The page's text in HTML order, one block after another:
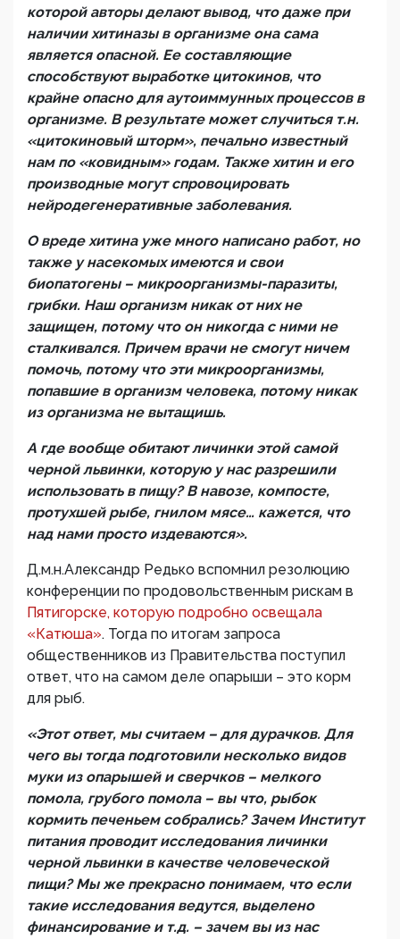
которой авторы делают вывод, что даже при
наличии хитиназы в организме она сама
является опасной. Ее составляющие
способствуют выработке цитокинов, что
крайне опасно для аутоиммунных процессов в
организме. В результате может случиться т.н.
«цитокиновый шторм», печально известный
нам по «ковидным» годам. Также хитин и его
производные могут спровоцировать
нейродегенеративные заболевания.
О вреде хитина уже много написано работ, но
также у насекомых имеются и свои
биопатогены – микроорганизмы-паразиты,
грибки. Наш организм никак от них не
защищен, потому что он никогда с ними не
сталкивался. Причем врачи не смогут ничем
помочь, потому что эти микроорганизмы,
попавшие в организм человека, потому никак
из организма не вытащишь.
А где вообще обитают личинки этой самой
черной львинки, которую у нас разрешили
использовать в пищу? В навозе, компосте,
протухшей рыбе, гнилом мясе… кажется, что
над нами просто издеваются».
Д.м.н.Александр Редько вспомнил резолюцию
конференции по продовольственным рискам в
Пятигорске, которую подробно освещала
«Катюша». Тогда по итогам запроса
общественников из Правительства поступил
ответ, что на самом деле опарыши – это корм
для рыб.
«Этот ответ, мы считаем – для дурачков. Для
чего вы тогда подготовили несколько видов
муки из опарышей и сверчков – мелкого
помола, грубого помола – вы что, рыбок
кормить печеньем собрались? Зачем Институт
питания проводит исследования личинки
черной львинки в качестве человеческой
пищи? Мы же прекрасно понимаем, что если
такие исследования ведутся, выделено
финансирование и т.д. – зачем вы из нас